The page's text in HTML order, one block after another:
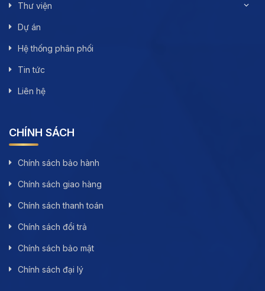
Thư viện
Dự án
Hệ thống phân phối
Tin tức
Liên hệ
CHÍNH SÁCH
Chính sách bảo hành
Chính sách giao hàng
Chính sách thanh toán
Chính sách đổi trả
Chính sách bảo mật
Chính sách đại lý